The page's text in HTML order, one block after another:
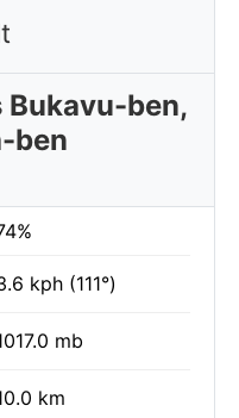
ben,
ben
kph (111°)
mb
km